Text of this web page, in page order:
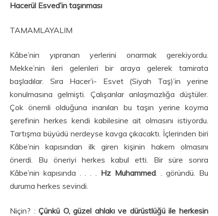
Hacerül Esved’in taşınması
TAMAMLAYALIM
Kâbe’nin yıpranan yerlerini onarmak gerekiyordu.
Mekke’nin ileri gelenleri bir araya gelerek tamirata
başladılar. Sıra Hacer’i- Esvet (Siyah Taş)’in yerine
konulmasına gelmişti. Çalışanlar anlaşmazlığa düştüler.
Çok önemli olduğuna inanılan bu taşın yerine koyma
şerefinin herkes kendi kabilesine ait olmasını istiyordu.
Tartışma büyüdü nerdeyse kavga çıkacaktı. İçlerinden biri
Kâbe’nin kapısından ilk giren kişinin hakem olmasını
önerdi. Bu öneriyi herkes kabul etti. Bir süre sonra
Kâbe’nin kapısında . . . . Hz Muhammed. . göründü. Bu
duruma herkes sevindi.
Niçin? :Çünkü O, güzel ahlakı ve dürüstlüğü ile herkesin